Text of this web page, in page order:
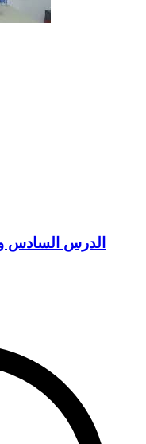
الدرس السادس